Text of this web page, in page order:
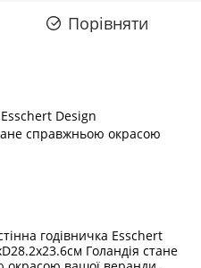
Порівняти
Design
справжньою окрасою
годівничка Esschert
Голандія стане